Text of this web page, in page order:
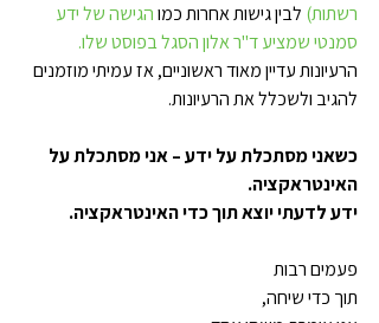
רשתות) לבין גישות אחרות כמו הגישה של ידע
סמנטי שמציע ד"ר אלון הסגל בפוסט שלו.
הרעיונות עדיין מאוד ראשוניים, אז עמיתי מוזמנים
להגיב ולשכלל את הרעיונות.
כשאני מסתכלת על ידע – אני מסתכלת על
האינטראקציה.
ידע לדעתי יוצא תוך כדי האינטראקציה.